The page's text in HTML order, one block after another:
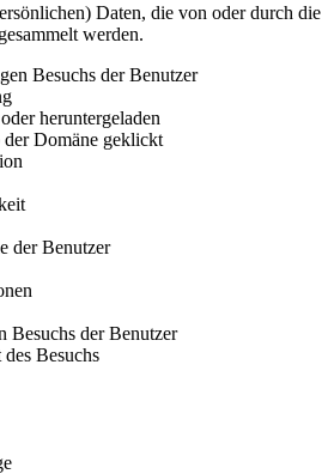
Daten, die von oder durch die
werden.
Besuchs der Benutzer
heruntergeladen
Domäne geklickt
der Benutzer
Besuchs der Benutzer
Besuchs